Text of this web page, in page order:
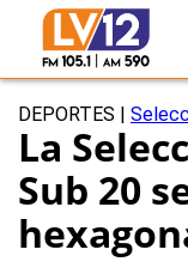
DEPORTES
La
Sub 20